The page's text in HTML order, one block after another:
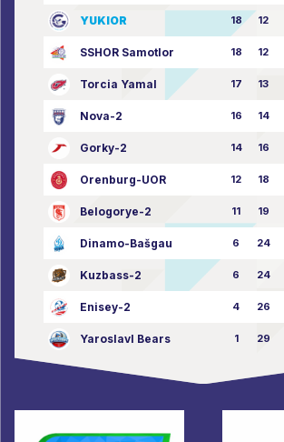
YUKIOR 18 12
SSHOR Samotlor 18 12
Torcia Yamal 17 13
Nova-2 16 14
Gorky-2 14 16
Orenburg-UOR 12 18
Belogorye-2 11 19
Dinamo-Bašgau 6 24
Kuzbass-2 6 24
Enisey-2 4 26
Yaroslavl Bears 1 29